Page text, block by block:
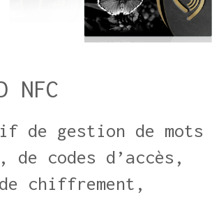
NFC
de gestion de mots
de codes d’accès,
chiffrement,